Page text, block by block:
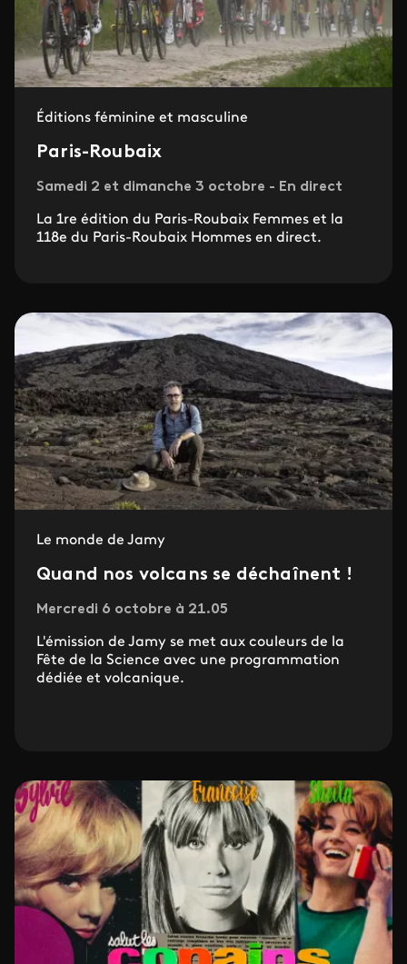
Éditions féminine et masculine
Paris-Roubaix
Samedi 2 et dimanche 3 octobre - En direct
La 1re édition du Paris-Roubaix Femmes et la
118e du Paris-Roubaix Hommes en direct.
Le monde de Jamy
Quand nos volcans se déchaînent !
Mercredi 6 octobre à 21.05
L'émission de Jamy se met aux couleurs de la
Fête de la Science avec une programmation
dédiée et volcanique.